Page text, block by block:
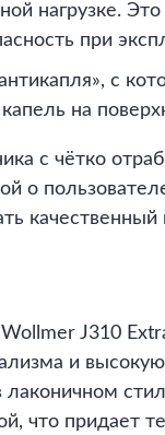
нагрузке.
при
с
на
с чётко
о
качественный
J310
и высокую
лаконичном
что придает